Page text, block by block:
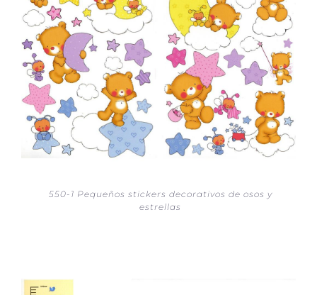
550-1 Pequeños stickers decorativos de osos y
estrellas